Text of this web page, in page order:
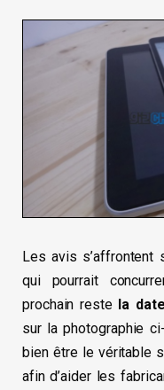
Les avis s’affrontent
qui pourrait
prochain restela date
sur la photographie
bien être le véritable
afin d’aider les